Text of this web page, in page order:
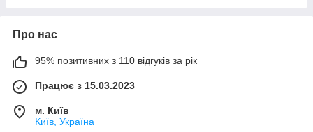
Про нас
95% позитивних з 110 відгуків за рік
Працює з 15.03.2023
м. Київ
Київ, Україна